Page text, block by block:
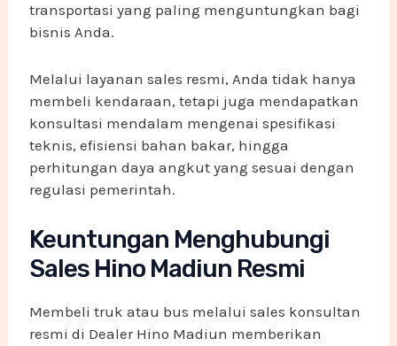
transportasi yang paling menguntungkan bagi
bisnis Anda.
Melalui layanan sales resmi, Anda tidak hanya
membeli kendaraan, tetapi juga mendapatkan
konsultasi mendalam mengenai spesifikasi
teknis, efisiensi bahan bakar, hingga
perhitungan daya angkut yang sesuai dengan
regulasi pemerintah.
Keuntungan Menghubungi
Sales Hino Madiun Resmi
Membeli truk atau bus melalui sales konsultan
resmi di Dealer Hino Madiun memberikan